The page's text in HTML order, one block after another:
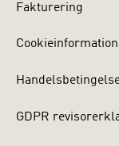
Fakturering
Cookieinformation
GDPR